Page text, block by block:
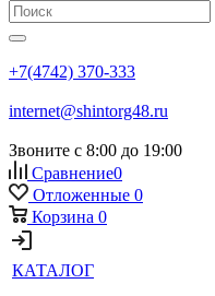
+7(4742) 370-333
internet@shintorg48.ru
Звоните с 8:00 до 19:00
Сравнение0
Отложенные 0
Корзина 0
КАТАЛОГ